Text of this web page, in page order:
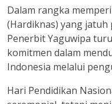
Dalam rangka
(Hardiknas) yang jatuh
Penerbit Yaguwipa
komitmen dalam
Indonesia melalui
Hari Pendidikan